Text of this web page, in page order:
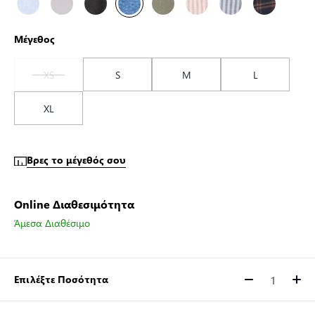
Μέγεθος
XS S M
L
XL
Βρες το μέγεθός σου
Online Διαθεσιμότητα
Άμεσα Διαθέσιμο
Επιλέξτε Ποσότητα Ποσότητα